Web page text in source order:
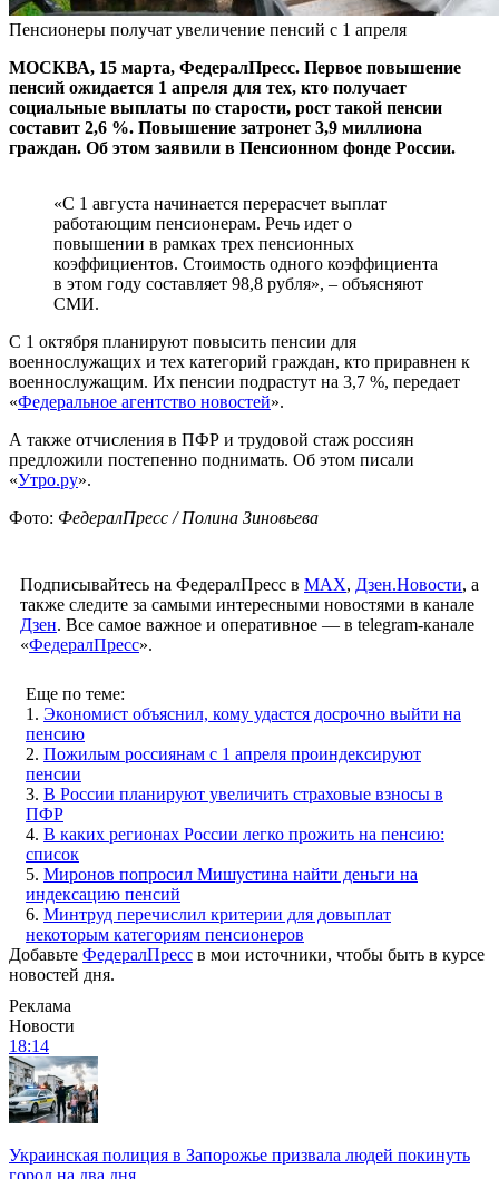
Пенсионеры получат увеличение пенсий с 1 апреля
МОСКВА, 15 марта, ФедералПресс. Первое повышение
пенсий ожидается 1 апреля для тех, кто получает
социальные выплаты по старости, рост такой пенсии
составит 2,6 %. Повышение затронет 3,9 миллиона
граждан. Об этом заявили в Пенсионном фонде России.
«С 1 августа начинается перерасчет выплат
работающим пенсионерам. Речь идет о
повышении в рамках трех пенсионных
коэффициентов. Стоимость одного коэффициента
в этом году составляет 98,8 рубля», – объясняют
СМИ.
С 1 октября планируют повысить пенсии для
военнослужащих и тех категорий граждан, кто приравнен к
военнослужащим. Их пенсии подрастут на 3,7 %, передает
«Федеральное агентство новостей».
А также отчисления в ПФР и трудовой стаж россиян
предложили постепенно поднимать. Об этом писали
«Утро.ру».
Фото: ФедералПресс / Полина Зиновьева
Подписывайтесь на ФедералПресс в МАХ, Дзен.Новости, а
также следите за самыми интересными новостями в канале
Дзен. Все самое важное и оперативное — в telegram-канале
«ФедералПресс».
Еще по теме:
1. Экономист объяснил, кому удастся досрочно выйти на
пенсию
2. Пожилым россиянам с 1 апреля проиндексируют
пенсии
3. В России планируют увеличить страховые взносы в
ПФР
4. В каких регионах России легко прожить на пенсию:
список
5. Миронов попросил Мишустина найти деньги на
индексацию пенсий
6. Минтруд перечислил критерии для довыплат
некоторым категориям пенсионеров
Добавьте ФедералПресс в мои источники, чтобы быть в курсе
новостей дня.
Реклама
Новости
18:14
Украинская полиция в Запорожье призвала людей покинуть
город на два дня